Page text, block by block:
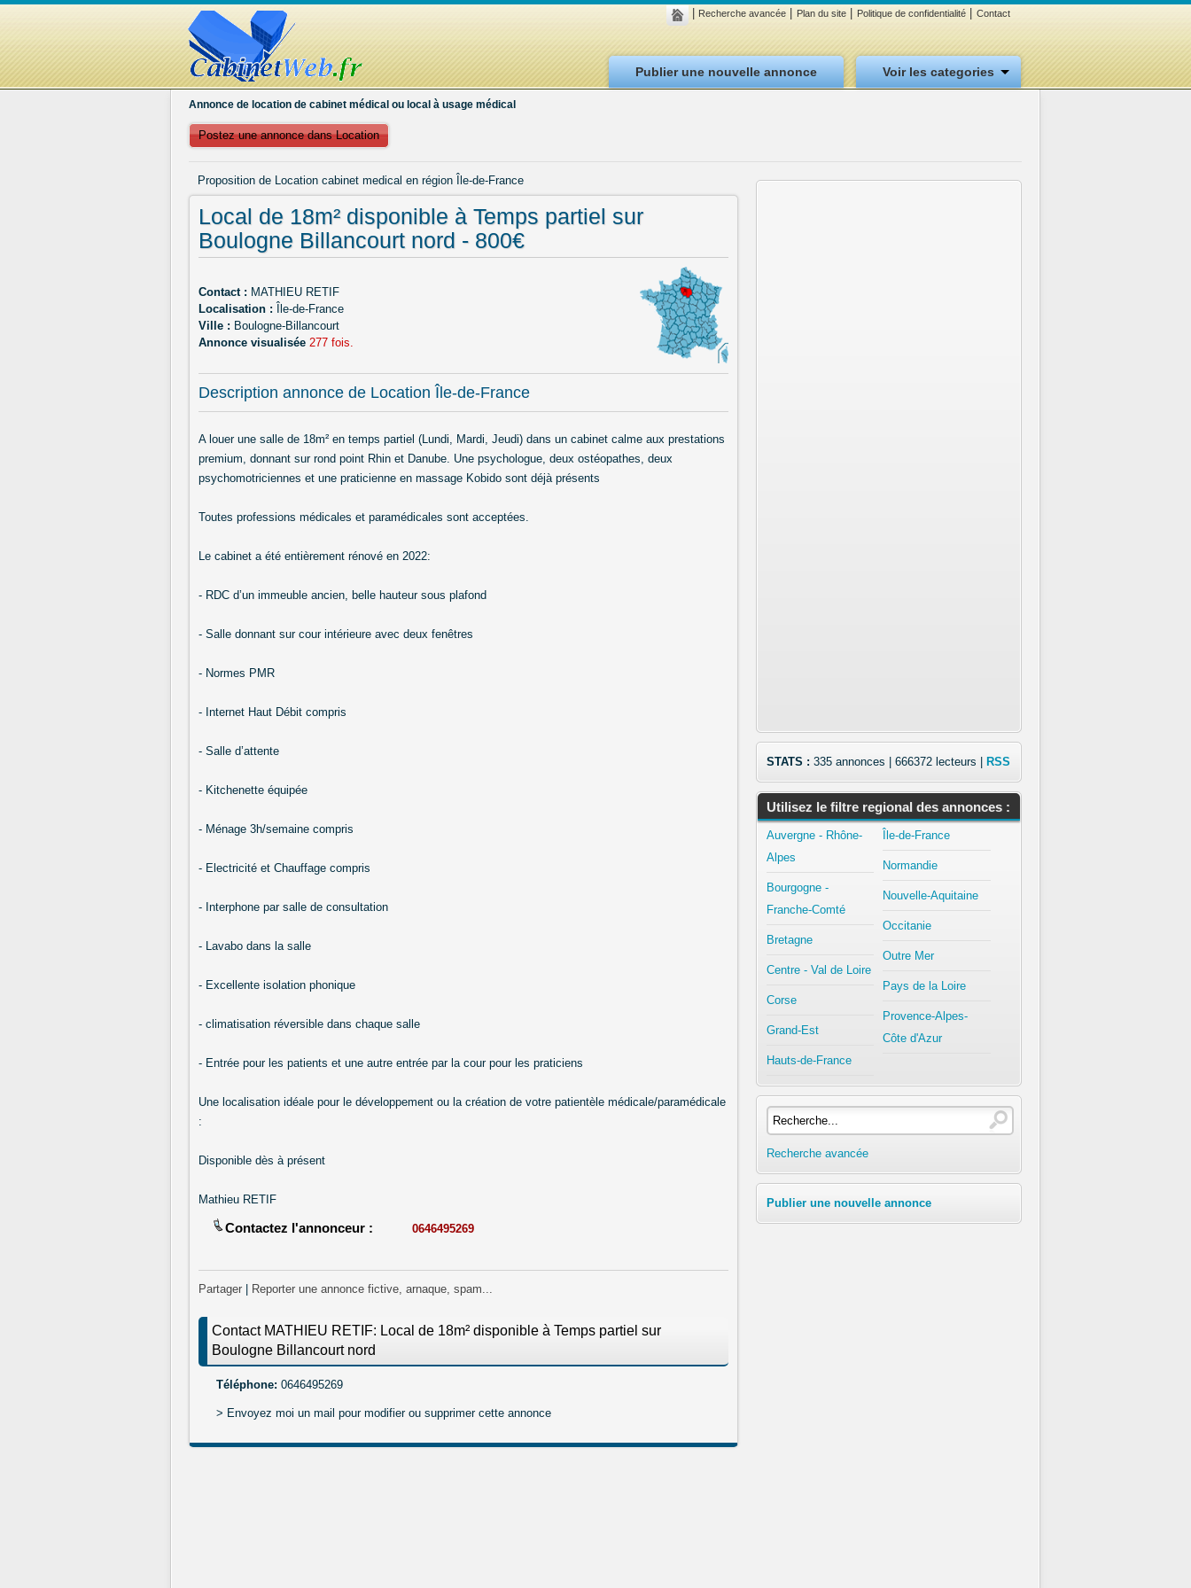
Publier une nouvelle annonce
Recherche avancée Plan du site Politique de confidentialité Contact
Voir les categories
Annonce de location de cabinet médical ou local à usage médical
Postez une annonce dans Location
Proposition de Location cabinet medical en région Île-de-France
Local de 18m² disponible à Temps partiel sur
Boulogne Billancourt nord - 800€
Contact : MATHIEU RETIF
Localisation : Île-de-France
Ville : Boulogne-Billancourt
Annonce visualisée 277 fois.
Description annonce de Location Île-de-France
A louer une salle de 18m² en temps partiel (Lundi, Mardi, Jeudi) dans un cabinet calme aux prestations
premium, donnant sur rond point Rhin et Danube. Une psychologue, deux ostéopathes, deux
psychomotriciennes et une praticienne en massage Kobido sont déjà présents
Toutes professions médicales et paramédicales sont acceptées.
Le cabinet a été entièrement rénové en 2022:
- RDC d’un immeuble ancien, belle hauteur sous plafond
- Salle donnant sur cour intérieure avec deux fenêtres
- Normes PMR
- Internet Haut Débit compris
- Salle d’attente
- Kitchenette équipée
- Ménage 3h/semaine compris
- Electricité et Chauffage compris
- Interphone par salle de consultation
- Lavabo dans la salle
- Excellente isolation phonique
- climatisation réversible dans chaque salle
- Entrée pour les patients et une autre entrée par la cour pour les praticiens
Une localisation idéale pour le développement ou la création de votre patientèle médicale/paramédicale
:
Disponible dès à présent
Mathieu RETIF
Contactez l'annonceur : 0646495269
Partager Reporter une annonce fictive, arnaque, spam...
Contact MATHIEU RETIF: Local de 18m² disponible à Temps partiel sur
Boulogne Billancourt nord
Téléphone: 0646495269
> Envoyez moi un mail pour modifier ou supprimer cette annonce
STATS : 335 annonces | 666372 lecteurs | RSS
Utilisez le filtre regional des annonces :
Auvergne - Rhône-
Alpes
Bourgogne -
Franche-Comté
Bretagne
Centre - Val de Loire
Corse
Grand-Est
Hauts-de-France
Île-de-France
Normandie
Nouvelle-Aquitaine
Occitanie
Outre Mer
Pays de la Loire
Provence-Alpes-
Côte d'Azur
Recherche avancée
Publier une nouvelle annonce